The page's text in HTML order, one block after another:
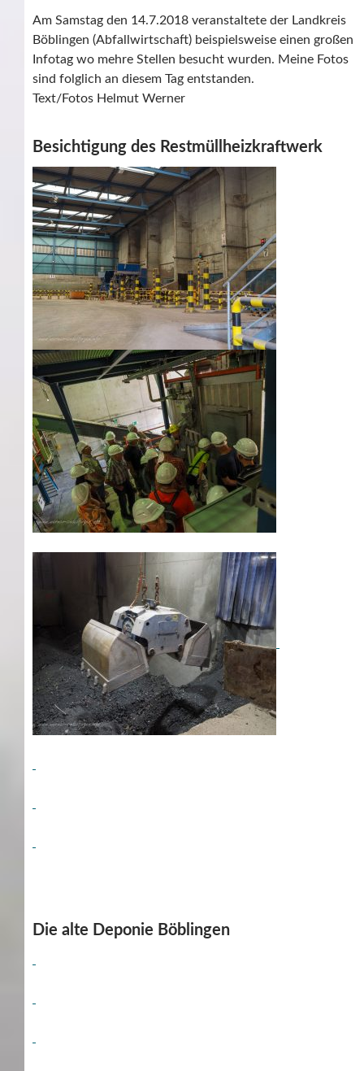
Am Samstag den 14.7.2018 veranstaltete der Landkreis
Böblingen (Abfallwirtschaft) beispielsweise einen großen
Infotag wo mehre Stellen besucht wurden. Meine Fotos
sind folglich an diesem Tag entstanden.
Text/Fotos Helmut Werner
Besichtigung des Restmüllheizkraftwerk
Die alte Deponie Böblingen